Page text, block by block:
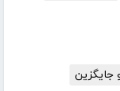
جایگزین